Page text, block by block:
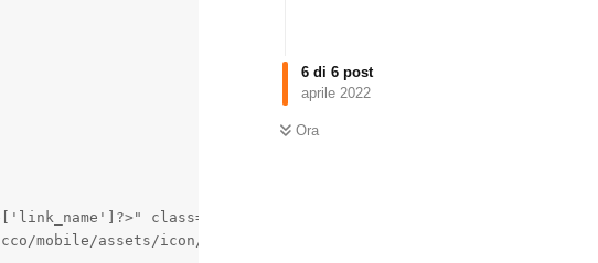
6 di 6 post
aprile 2022
Ora
class="img ctg text-center">
mobile/assets/icon/<?php echo $category_name['link_name'].PNG;